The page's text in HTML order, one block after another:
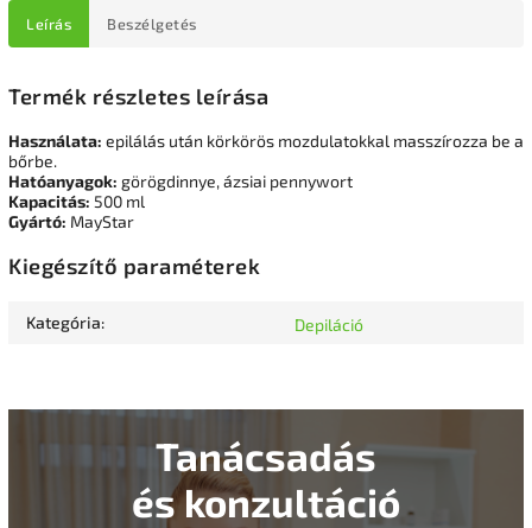
Leírás Beszélgetés
Termék részletes leírása
Használata: epilálás után körkörös mozdulatokkal masszírozza be a
bőrbe.
Hatóanyagok: görögdinnye, ázsiai pennywort
Kapacitás: 500 ml
Gyártó: MayStar
Kiegészítő paraméterek
Kategória: Depiláció
Tanácsadás
és konzultáció